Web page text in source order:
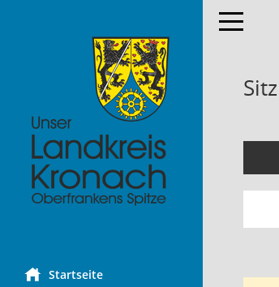
Startseite
Toggle